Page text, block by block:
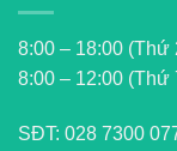
8:00 – 18:00 (Thứ
8:00 – 12:00 (Thứ
SĐT: 028 7300